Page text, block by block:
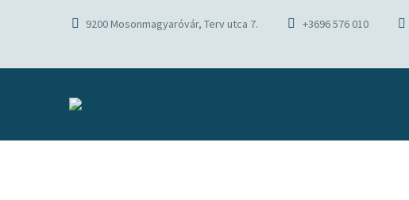
9200 Mosonmagyaróvár, Terv utca 7. +3696 576 010